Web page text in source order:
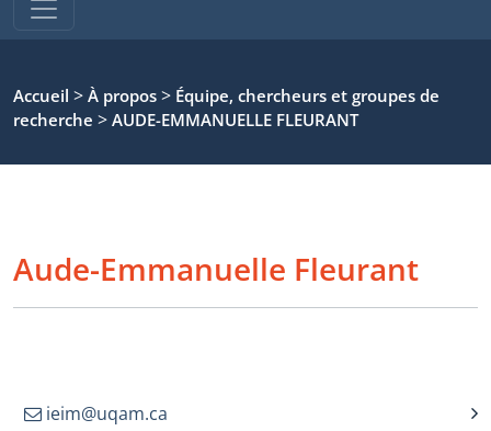
Accueil > À propos > Équipe, chercheurs et groupes de
recherche > AUDE-EMMANUELLE FLEURANT
Aude-Emmanuelle Fleurant
ieim@uqam.ca